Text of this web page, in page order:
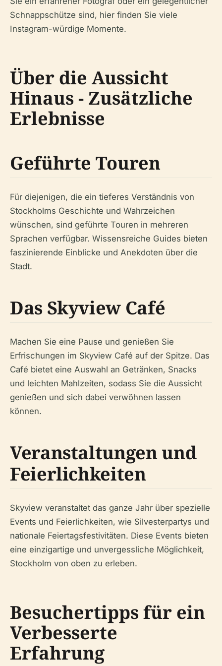
Schnappschütze sind, hier finden Sie viele
Instagram-würdige Momente.
Über die Aussicht
Hinaus - Zusätzliche
Erlebnisse
Geführte Touren
Für diejenigen, die ein tieferes Verständnis von
Stockholms Geschichte und Wahrzeichen
wünschen, sind geführte Touren in mehreren
Sprachen verfügbar. Wissensreiche Guides bieten
faszinierende Einblicke und Anekdoten über die
Stadt.
Das Skyview Café
Machen Sie eine Pause und genießen Sie
Erfrischungen im Skyview Café auf der Spitze. Das
Café bietet eine Auswahl an Getränken, Snacks
und leichten Mahlzeiten, sodass Sie die Aussicht
genießen und sich dabei verwöhnen lassen
können.
Veranstaltungen und
Feierlichkeiten
Skyview veranstaltet das ganze Jahr über spezielle
Events und Feierlichkeiten, wie Silvesterpartys und
nationale Feiertagsfestivitäten. Diese Events bieten
eine einzigartige und unvergessliche Möglichkeit,
Stockholm von oben zu erleben.
Besuchertipps für ein
Verbesserte
Erfahrung